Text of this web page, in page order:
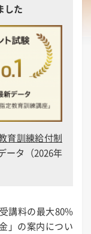
した
育訓練給付制
ータ（2026年
講料の最大80%
」の案内につい